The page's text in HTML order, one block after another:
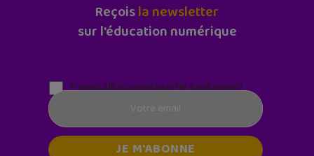
Reçoisla newsletter
sur l'éducation numérique
Parentalité numérique (le lundi matin)